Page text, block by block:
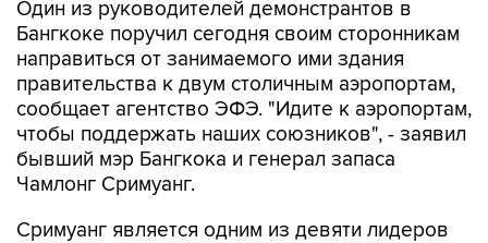
направиться от занимаемого ими здания
правительства к двум столичным аэропортам,
сообщает агентство ЭФЭ. "Идите к аэропортам,
чтобы поддержать наших союзников", - заявил
бывший мэр Бангкока и генерал запаса
Чамлонг Сримуанг.
Сримуанг является одним из девяти лидеров
поддерживающего выступления